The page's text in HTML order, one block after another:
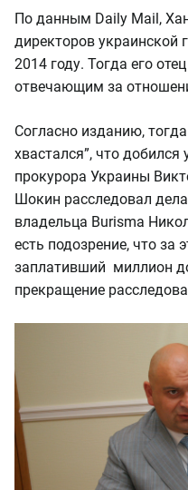
По данным Daily Mail,
директоров украинской
2014 году. Тогда его
отвечающим за
Согласно изданию,
хвастался”, что добился
прокурора Украины
Шокин расследовал
владельца Burisma
есть подозрение, что за
заплативший миллион
прекращение